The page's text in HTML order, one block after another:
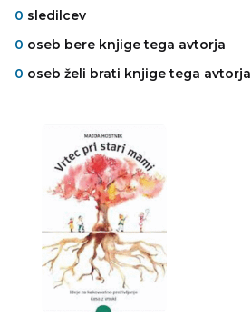
0 sledilcev
0 oseb bere knjige tega avtorja
0 oseb želi brati knjige tega avtorja